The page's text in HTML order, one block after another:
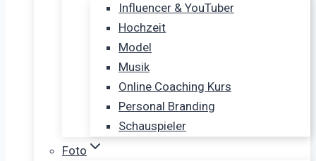
Influencer & YouTuber
Hochzeit
Model
Musik
Online Coaching Kurs
Personal Branding
Schauspieler
Foto